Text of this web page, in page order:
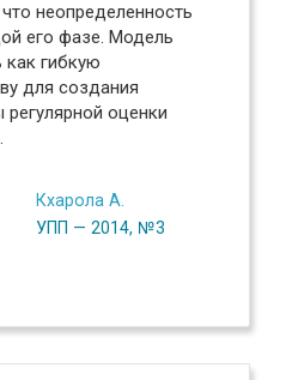
неопределенность
его фазе. Модель
гибкую
для создания
оценки
Кхарола А.
УПП — 2014, №3